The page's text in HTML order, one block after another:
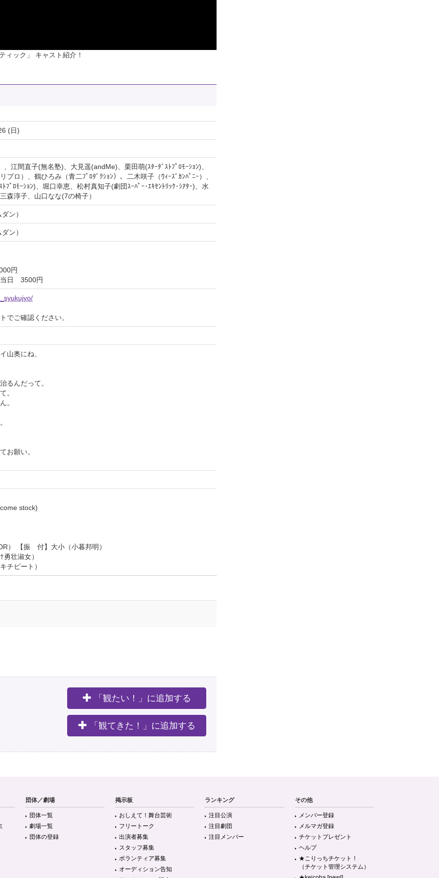
ック」 キャスト紹介！
(日)
江間直子(無名塾)、大見遥(andMe)、栗田萌(ｽﾀｰﾀﾞｽﾄﾌﾟﾛﾓｰｼｮﾝ)、
ロ）、鶴ひろみ（青二ﾌﾟﾛﾀﾞｸｼｮﾝ）、二木咲子（ｳｨｰｽﾞｶﾝﾊﾟﾆｰ）、
ﾌﾟﾛﾓｰｼｮﾝ)、堀口幸恵、松村真知子(劇団ｽｰﾊﾟｰ･ｴｷｾﾝﾄﾘｯｸ･ｼｱﾀｰ)、水
森淳子、山口なな(7の椅子）
ン）
ン）
円
日 3500円
でご確認ください。
山奥にね、
るんだって。
。
。
お願い。
stock)
） 【振 付】大小（小暮邦明）
壮淑女）
チビート）
「観たい！」に追加する
「観てきた！」に追加する
団体／劇場
団体一覧
劇場一覧
団体の登録
掲示板
おしえて！舞台芸術
フリートーク
出演者募集
スタッフ募集
ボランティア募集
オーディション告知
ランキング
注目公演
注目劇団
注目メンバー
その他
メンバー登録
メルマガ登録
チケットプレゼント
ヘルプ
★こりっちチケット！
（チケット管理システム）